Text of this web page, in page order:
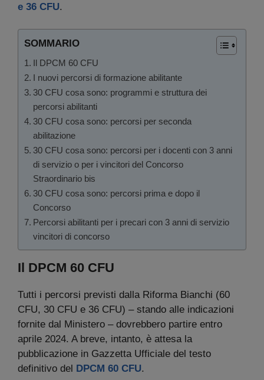
e 36 CFU.
SOMMARIO
Il DPCM 60 CFU
I nuovi percorsi di formazione abilitante
30 CFU cosa sono: programmi e struttura dei
percorsi abilitanti
30 CFU cosa sono: percorsi per seconda
abilitazione
30 CFU cosa sono: percorsi per i docenti con 3 anni
di servizio o per i vincitori del Concorso
Straordinario bis
30 CFU cosa sono: percorsi prima e dopo il
Concorso
Percorsi abilitanti per i precari con 3 anni di servizio
vincitori di concorso
Il DPCM 60 CFU
Tutti i percorsi previsti dalla Riforma Bianchi (60
CFU, 30 CFU e 36 CFU) – stando alle indicazioni
fornite dal Ministero – dovrebbero partire entro
aprile 2024. A breve, intanto, è attesa la
pubblicazione in Gazzetta Ufficiale del testo
definitivo del
DPCM 60 CFU.